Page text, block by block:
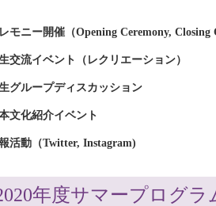
モニー開催（Opening Ceremony, Closing
交流イベント（レクリエーション）
グループディスカッション
文化紹介イベント
活動（Twitter, Instagram)
年度サマープログ